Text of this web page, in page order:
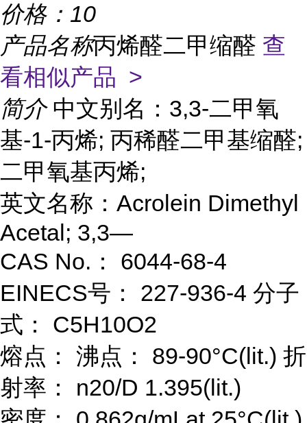
价格： 10
产品名称丙烯醛二甲缩醛 查
看相似产品 >
简介 中文别名：3,3-二甲氧
基-1-丙烯; 丙稀醛二甲基缩醛;
二甲氧基丙烯;
英文名称：Acrolein Dimethyl
Acetal; 3,3—
CAS No.： 6044-68-4
EINECS号： 227-936-4 分子
式： C5H10O2
熔点： 沸点： 89-90°C(lit.) 折
射率： n20/D 1.395(lit.)